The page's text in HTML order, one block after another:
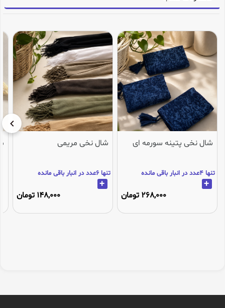
شال نخی پتینه سورمه ای
تنها 4عدد در انبار باقی مانده
+
268,000 تومان
شال نخی مریمی
تنها 6عدد در انبار باقی مانده
+
148,000 تومان